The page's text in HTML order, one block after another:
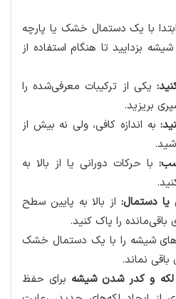
ابتدا با یک دستمال خشک یا پارچه
بزدایید تا هنگام استفاده از
یکی از ترکیبات معرفی‌شده را
بریزید.
به اندازه کافی، ولی نه بیش از
با حرکات دورانی یا از بالا به
دستمال:از بالا به پایین سطح
را پاک کنید.
شیشه را با یک دستمال خشک
نماند.
لکه و کدر شدن شیشه برای حفظ